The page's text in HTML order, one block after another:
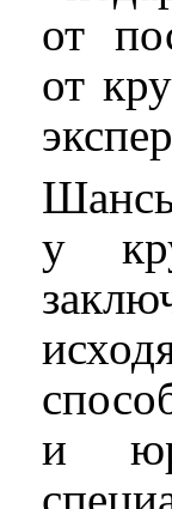
от
от
у
и